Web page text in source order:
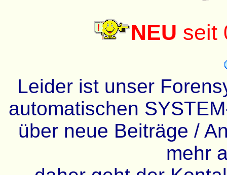
NEU seit
Leider ist unser
automatischen
über neue Beiträge /
mehr